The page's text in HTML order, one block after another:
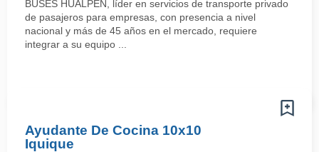
BUSES HUALPEN, líder en servicios de transporte privado
de pasajeros para empresas, con presencia a nivel
nacional y más de 45 años en el mercado, requiere
integrar a su equipo ...
Ayudante De Cocina 10x10
Iquique